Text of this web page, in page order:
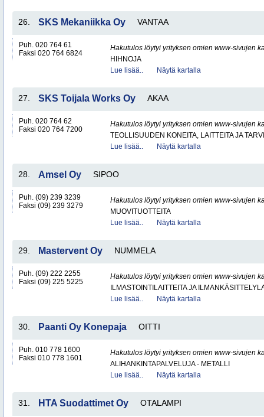
26. SKS Mekaniikka Oy VANTAA
Puh. 020 764 61
Faksi 020 764 6824
Hakutulos löytyi yrityksen omien www-sivujen
HIHNOJA
Lue lisää..
Näytä kartalla
27. SKS Toijala Works Oy AKAA
Puh. 020 764 62
Faksi 020 764 7200
Hakutulos löytyi yrityksen omien www-sivujen
TEOLLISUUDEN KONEITA, LAITTEITA JA
Lue lisää..
Näytä kartalla
28. Amsel Oy SIPOO
Puh. (09) 239 3239
Faksi (09) 239 3279
Hakutulos löytyi yrityksen omien www-sivujen
MUOVITUOTTEITA
Lue lisää..
Näytä kartalla
29. Mastervent Oy NUMMELA
Puh. (09) 222 2255
Faksi (09) 225 5225
Hakutulos löytyi yrityksen omien www-sivujen
ILMASTOINTILAITTEITA JA
Lue lisää..
Näytä kartalla
30. Paanti Oy Konepaja OITTI
Puh. 010 778 1600
Faksi 010 778 1601
Hakutulos löytyi yrityksen omien www-sivujen
ALIHANKINTAPALVELUJA - METALLI
Lue lisää..
Näytä kartalla
31. HTA Suodattimet Oy OTALAMPI